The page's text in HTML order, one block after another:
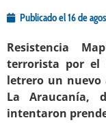
Publicado el16 de
Resistencia
terrorista por el
letrero un nuevo
La Araucanía,
intentaron